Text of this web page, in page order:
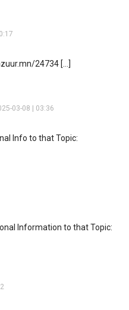
24734 […]
03-08 | 03:36
Info to that Topic:
Information to that Topic: